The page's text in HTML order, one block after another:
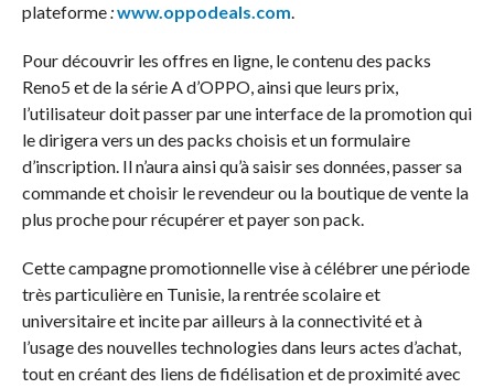
plateforme:www.oppodeals.com.
Pour découvrir les offres en ligne, le contenu des packs
Reno5 et de la série A d’OPPO, ainsi que leurs prix,
l’utilisateur doit passer par une interface de la promotion qui
le dirigera vers un des packs choisis et un formulaire
d’inscription. Il n’aura ainsi qu’à saisir ses données, passer sa
commande et choisir le revendeur ou la boutique de vente la
plus proche pour récupérer et payer son pack.
Cette campagne promotionnelle vise à célébrer une période
très particulière en Tunisie, la rentrée scolaire et
universitaire et incite par ailleurs à la connectivité et à
l’usage des nouvelles technologies dans leurs actes d’achat,
tout en créant des liens de fidélisation et de proximité avec